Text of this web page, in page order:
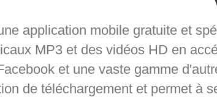
application mobile gratuite et
MP3 et des vidéos HD en
et une vaste gamme
de téléchargement et permet à